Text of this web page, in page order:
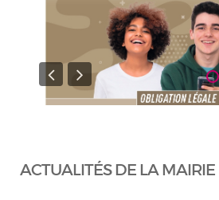
ACTUALITÉS DE LA MAIRIE